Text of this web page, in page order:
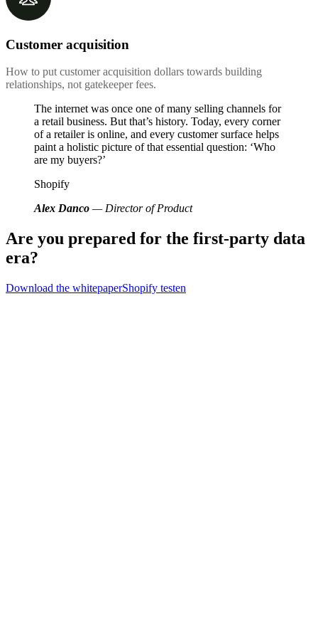
Customer acquisition
How to put customer acquisition dollars towards building
relationships, not gatekeeper fees.
The internet was once one of many selling channels for
a retail business. But that’s history. Today, every corner
of a retailer is online, and every customer surface helps
paint a holistic picture of that essential question: ‘Who
are my buyers?’
Shopify
Alex Danco — Director of Product
Are you prepared for the first-party data
era?
Download the whitepaperShopify testen